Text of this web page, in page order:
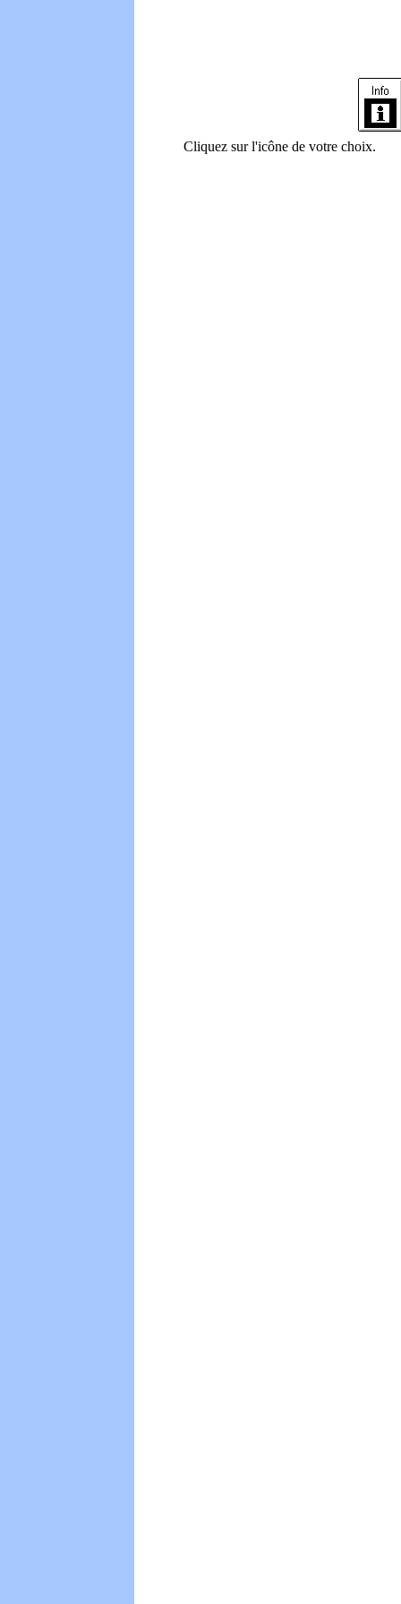
Cliquez sur l'icône de votre choix.